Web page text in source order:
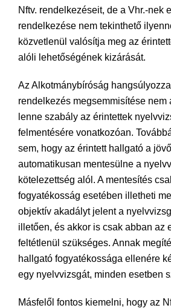
Nftv. rendelkezéseit, de a Vhr.-nek
rendelkezése nem tekinthető
közvetlenül valósítja meg az
alóli lehetőségének kizárását.
Az Alkotmánybíróság
rendelkezés megsemmisítése nem
lenne szabály az érintettek
felmentésére vonatkozóan.
sem, hogy az érintett hallgató a
automatikusan mentesülne a
kötelezettség alól. A mentesítés
fogyatékosság esetében illetheti
objektív akadályt jelent a
illetően, és akkor is csak abban az
feltétlenül szükséges. Annak
hallgató fogyatékossága ellenére
egy nyelvvizsgát, minden esetben
Másfelől fontos kiemelni, hogy az